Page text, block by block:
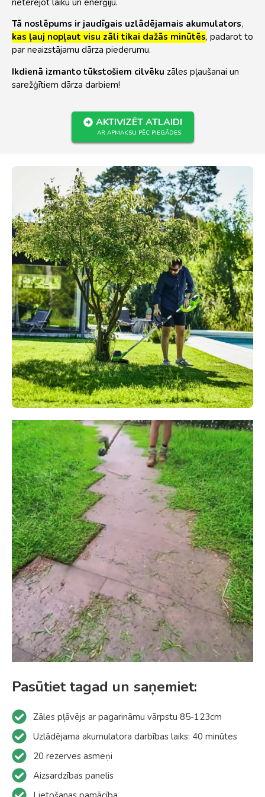
Tā noslēpums ir jaudīgais uzlādējamais akumulators,
kas ļauj nopļaut visu zāli tikai dažās minūtēs, padarot to
par neaizstājamu dārza piederumu.
Ikdienā izmanto tūkstošiem cilvēku zāles pļaušanai un
sarežģītiem dārza darbiem!
AKTIVIZĒT ATLAIDI
AR APMAKSU PĒC PIEGĀDES
Pasūtiet tagad un saņemiet:
Zāles pļāvējs ar pagarināmu vārpstu 85-123cm
Uzlādējama akumulatora darbības laiks: 40 minūtes
20 rezerves asmeņi
Aizsardzības panelis